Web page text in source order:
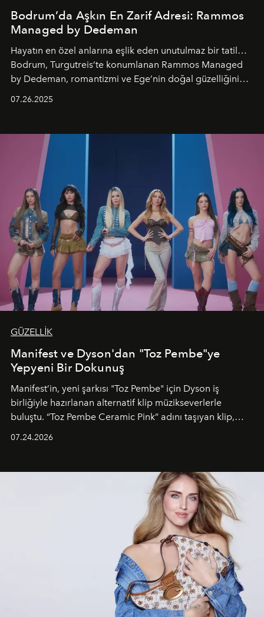
Bodrum’da Aşkın En Zarif Adresi: Rammos
Managed by Dedeman
Hayatın en özel anlarına eşlik eden unutulmaz bir tatil…
Bodrum, Turgutreis’te konumlanan Rammos Managed
by Dedeman, romantizmi ve Ege’nin doğal güzelliğini
07.26.2025
GÜZELLİK
Manifest ve Dyson'dan "Toz Pembe"ye
Yepyeni Bir Dokunuş
Manifest’in, yeni şarkısı "Toz Pembe" için Dyson iş
birliğiyle hazırlanan alternatif klip müzikseverlerle
buluştu. “Toz Pembe Ceramic Pink” adını taşıyan klip,
unsurlarından biri olarak öne çıkıyor.
07.24.2026